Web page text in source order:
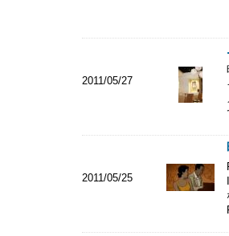
2011/05/27
2011/05/25